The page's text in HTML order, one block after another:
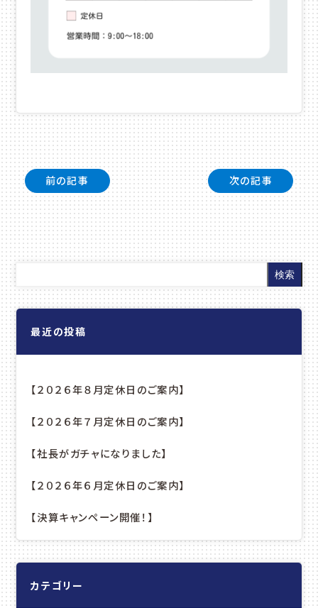
投
稿
ナ
ビ
ゲ
ー
ョ
前の記事 次の記事
検索
最近の投稿
【２０２６年８月定休日のご案内】
【２０２６年７月定休日のご案内】
【社長がガチャになりました】
【２０２６年６月定休日のご案内】
【決算キャンペーン開催！】
カテゴリー